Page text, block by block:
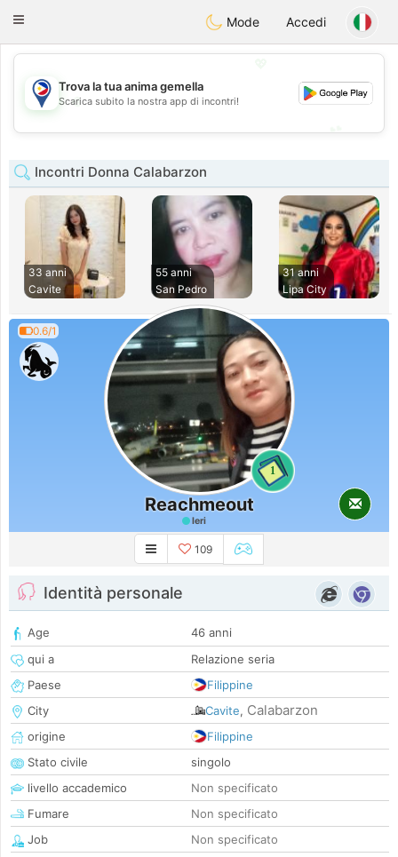
PhilippinesChat
Toggle
Mode Accedi
💖
💕
Trova la tua anima gemella
Scarica subito la nostra app di incontri!
Incontri Donna Calabarzon
33 anni
Cavite
55 anni
San Pedro
31 anni
Lipa City
0.6/1
1
Reachmeout
Ieri
109
Identità personale
Age
46 anni
qui a
Relazione seria
Paese
Filippine
City
Cavite, Calabarzon
origine
Filippine
Stato civile
singolo
livello accademico
Non specificato
Fumare
Non specificato
Job
Non specificato